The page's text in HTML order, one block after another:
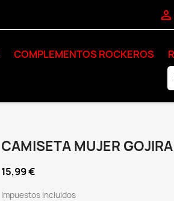

COMPLEMENTOS ROCKEROS
CAMISETA MUJER GOJIRA
15,99 €
Impuestos incluidos